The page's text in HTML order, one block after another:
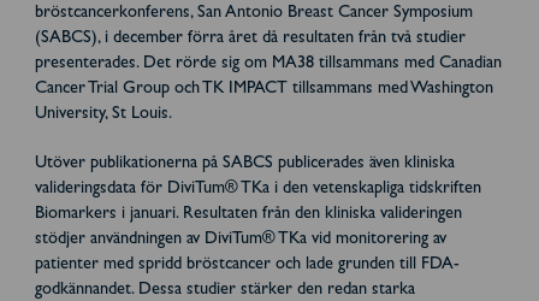
bröstcancerkonferens, San Antonio Breast Cancer Symposium
(SABCS), i december förra året då resultaten från två studier
presenterades. Det rörde sig om MA38 tillsammans med Canadian
Cancer Trial Group och TK IMPACT tillsammans med Washington
University, St Louis.
Utöver publikationerna på SABCS publicerades även kliniska
valideringsdata för DiviTum® TKa i den vetenskapliga tidskriften
Biomarkers i januari. Resultaten från den kliniska valideringen
stödjer användningen av DiviTum® TKa vid monitorering av
patienter med spridd bröstcancer och lade grunden till FDA-
godkännandet. Dessa studier stärker den redan starka